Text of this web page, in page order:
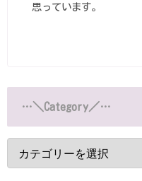
思っています。
…＼Category／…